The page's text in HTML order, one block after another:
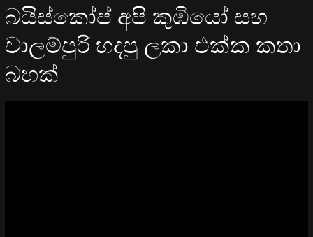
බයිස්කෝප් අපි කුඹියෝ සහ
වාලම්පුරි හදපු ලකා එක්ක කතා
බහක්